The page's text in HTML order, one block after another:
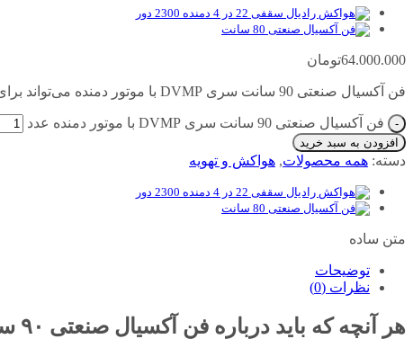
64.000.000تومان
فن آکسیال صنعتی 90 سانت سری DVMP با موتور دمنده می‌تواند برای فضاهای صنعتی و تجاری، پارکینگ و انبار، موتورخانه و مواردی از این دسته گزینه مقرون به صرفه‌ای باشد.
فن آکسیال صنعتی 90 سانت سری DVMP با موتور دمنده عدد
افزودن به سبد خرید
دسته: همه محصولات, هواکش و تهویه
متن ساده
توضیحات
نظرات (0)
هر آنچه که باید درباره فن آکسیال صنعتی ۹۰ سانت سری